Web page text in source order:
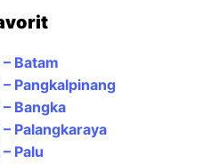
Batam
Pangkalpinang
Bangka
Palangkaraya
Palu